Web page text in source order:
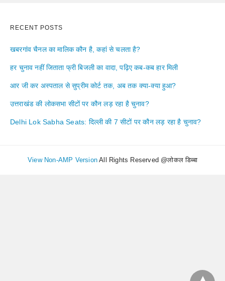
RECENT POSTS
खबरगांव चैनल का मालिक कौन है, कहां से चलता है?
हर चुनाव नहीं जिताता फ्री बिजली का वादा, पढ़िए कब-कब हार मिली
आर जी कर अस्पताल से सुप्रीम कोर्ट तक, अब तक क्या-क्या हुआ?
उत्तराखंड की लोकसभा सीटों पर कौन लड़ रहा है चुनाव?
Delhi Lok Sabha Seats: दिल्ली की 7 सीटों पर कौन लड़ रहा है चुनाव?
View Non-AMP Version All Rights Reserved @लोकल डिब्बा